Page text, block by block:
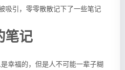
吸引，零零散散记下了一些笔记
笔记
幸福的，但是人不可能一辈子糊